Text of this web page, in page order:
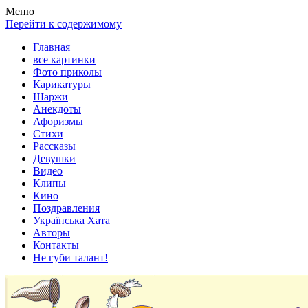
Весела хата — прикольные картинки, смешные истории, клипы!
Покажем всем ваши фото приколы, карикатуры, шаржи, стихи,
Меню
Перейти к содержимому
Главная
все картинки
Фото приколы
Карикатуры
Шаржи
Анекдоты
Афоризмы
Стихи
Рассказы
Девушки
Видео
Клипы
Кино
Поздравления
Українська Хата
Авторы
Контакты
Не губи талант!